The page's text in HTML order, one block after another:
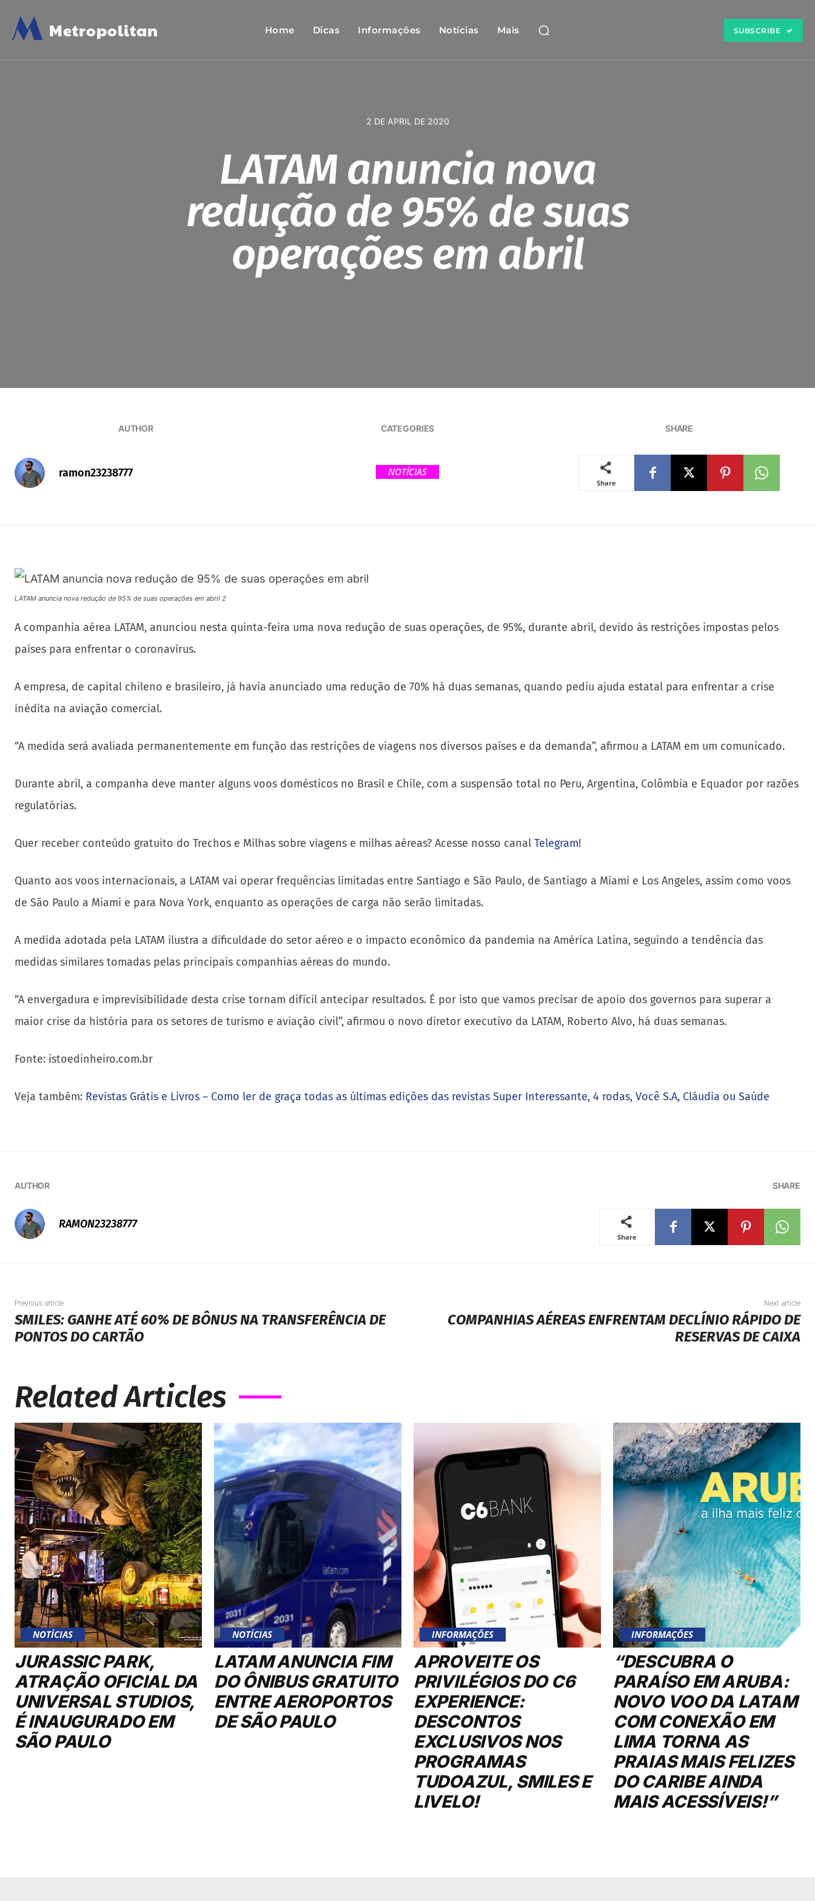
M Metropolitan Home Dicas Informações Notícias Mais SUBSCRIBE
2 DE APRIL DE 2020
LATAM anuncia nova
redução de 95% de suas
operações em abril
AUTHOR
ramon23238777
CATEGORIES
NOTÍCIAS
SHARE
Share
LATAM anuncia nova redução de 95% de suas operações em abril 2
A companhia aérea LATAM, anunciou nesta quinta-feira uma nova redução de suas operações, de 95%, durante abril, devido às restrições impostas pelos
países para enfrentar o coronavírus.
A empresa, de capital chileno e brasileiro, já havia anunciado uma redução de 70% há duas semanas, quando pediu ajuda estatal para enfrentar a crise
inédita na aviação comercial.
“A medida será avaliada permanentemente em função das restrições de viagens nos diversos países e da demanda”, afirmou a LATAM em um comunicado.
Durante abril, a companha deve manter alguns voos domésticos no Brasil e Chile, com a suspensão total no Peru, Argentina, Colômbia e Equador por razões
regulatórias.
Quer receber conteúdo gratuito do Trechos e Milhas sobre viagens e milhas aéreas? Acesse nosso canal Telegram!
Quanto aos voos internacionais, a LATAM vai operar frequências limitadas entre Santiago e São Paulo, de Santiago a Miami e Los Angeles, assim como voos
de São Paulo a Miami e para Nova York, enquanto as operações de carga não serão limitadas.
A medida adotada pela LATAM ilustra a dificuldade do setor aéreo e o impacto econômico da pandemia na América Latina, seguindo a tendência das
medidas similares tomadas pelas principais companhias aéreas do mundo.
“A envergadura e imprevisibilidade desta crise tornam difícil antecipar resultados. É por isto que vamos precisar de apoio dos governos para superar a
maior crise da história para os setores de turismo e aviação civil”, afirmou o novo diretor executivo da LATAM, Roberto Alvo, há duas semanas.
Fonte: istoedinheiro.com.br
Veja também: Revistas Grátis e Livros – Como ler de graça todas as últimas edições das revistas Super Interessante, 4 rodas, Você S.A, Cláudia ou Saúde
AUTHOR
RAMON23238777
SHARE
Share
Previous article
SMILES: GANHE ATÉ 60% DE BÔNUS NA TRANSFERÊNCIA DE
PONTOS DO CARTÃO
Next article
COMPANHIAS AÉREAS ENFRENTAM DECLÍNIO RÁPIDO DE
RESERVAS DE CAIXA
Related Articles
NOTÍCIAS
JURASSIC PARK,
ATRAÇÃO OFICIAL DA
UNIVERSAL STUDIOS,
É INAUGURADO EM
SÃO PAULO
NOTÍCIAS
LATAM ANUNCIA FIM
DO ÔNIBUS GRATUITO
ENTRE AEROPORTOS
DE SÃO PAULO
INFORMAÇÕES
APROVEITE OS
PRIVILÉGIOS DO C6
EXPERIENCE:
DESCONTOS
EXCLUSIVOS NOS
PROGRAMAS
TUDOAZUL, SMILES E
LIVELO!
INFORMAÇÕES
“DESCUBRA O
PARAÍSO EM ARUBA:
NOVO VOO DA LATAM
COM CONEXÃO EM
LIMA TORNA AS
PRAIAS MAIS FELIZES
DO CARIBE AINDA
MAIS ACESSÍVEIS!”